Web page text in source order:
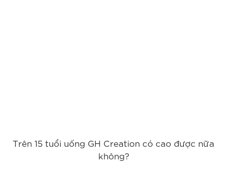
Trên 15 tuổi uống GH Creation có cao được nữa
không?